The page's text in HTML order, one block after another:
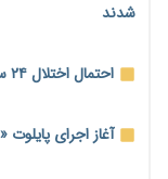
شدند
احتمال اختلال ۲۴ ساعته در سامانه‌های تأمین اجتماعی
آغاز اجرای